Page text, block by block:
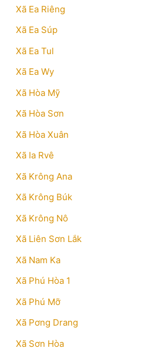
Xã Ea Riêng
Xã Ea Súp
Xã Ea Tul
Xã Ea Wy
Xã Hòa Mỹ
Xã Hòa Sơn
Xã Hòa Xuân
Xã Ia Rvê
Xã Krông Ana
Xã Krông Búk
Xã Krông Nô
Xã Liên Sơn Lắk
Xã Nam Ka
Xã Phú Hòa 1
Xã Phú Mỡ
Xã Pơng Drang
Xã Sơn Hòa